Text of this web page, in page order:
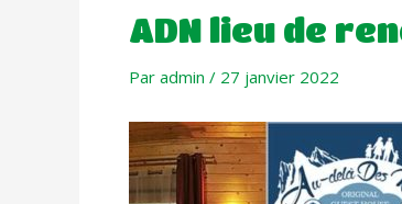
ADN lieu de
Par admin / 27 janvier 2022